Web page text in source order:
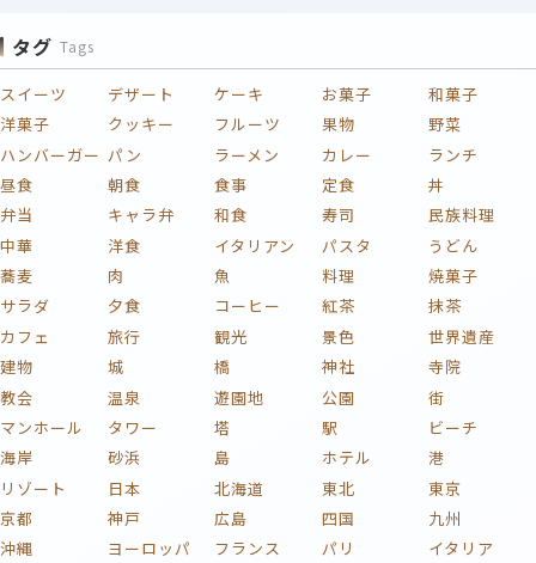
タグ Tags
スイーツ デザート ケーキ お菓子
和菓子
洋菓子
クッキー フルーツ 果物
野菜
ハンバーガー パン ラーメン カレー
ランチ
昼食
朝食 食事 定食
丼
弁当
キャラ弁 和食 寿司
民族料理
中華
洋食 イタリアン パスタ
うどん
蕎麦
肉 魚 料理
焼菓子
サラダ
夕食 コーヒー 紅茶
抹茶
カフェ
旅行 観光 景色
世界遺産
建物
城 橋 神社
寺院
教会
温泉 遊園地 公園
街
マンホール
タワー 塔 駅
ビーチ
海岸
砂浜 島 ホテル
港
リゾート
日本 北海道 東北
東京
京都
神戸 広島 四国
九州
沖縄
ヨーロッパ フランス パリ
イタリア